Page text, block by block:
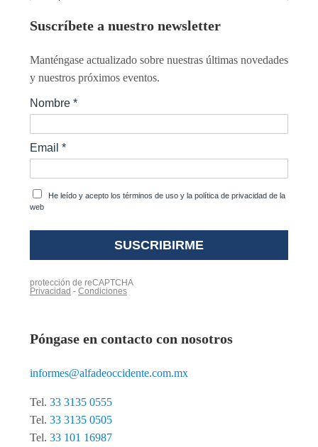
Suscríbete a nuestro newsletter
Manténgase actualizado sobre nuestras últimas novedades
y nuestros próximos eventos.
Póngase en contacto con nosotros
informes@alfadeoccidente.com.mx
Tel. 33 3135 0555
Tel. 33 3135 0505
Tel. 33 101 16987